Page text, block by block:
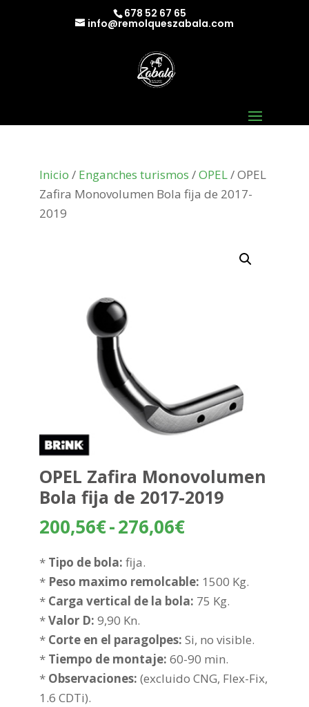
678 52 67 65
info@remolqueszabala.com
Inicio / Enganches turismos /OPEL/ OPEL
Zafira Monovolumen Bola fija de 2017-
2019
OPEL Zafira Monovolumen
Bola fija de 2017-2019
200,56€-276,06€Rango
desde
200,56€
276,06€
* Tipo de bola: fija.
* Peso maximo remolcable: 1500 Kg.
* Carga vertical de la bola: 75 Kg.
*Valor D: 9,90 Kn.
* Corte en el paragolpes: Si, no visible.
* Tiempo de montaje: 60-90 min.
* Observaciones: (excluido CNG, Flex-Fix,
1.6 CDTi).